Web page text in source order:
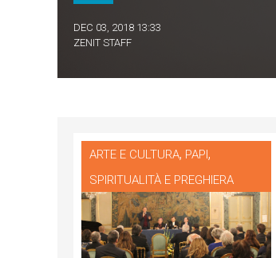
DEC 03, 2018 13:33
ZENIT STAFF
ARTE E CULTURA, PAPI,
SPIRITUALITÀ E PREGHIERA